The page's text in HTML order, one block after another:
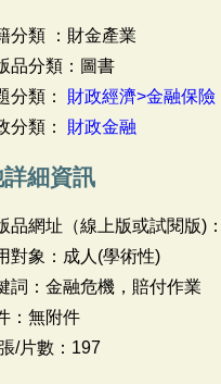
分類 ：財金產業
品分類：圖書
分類： 財政經濟>金融保險
分類： 財政金融
細資訊
品網址（線上版或試閱版)
對象：成人(學術性)
詞：金融危機，賠付作業
：無附件
/片數：197